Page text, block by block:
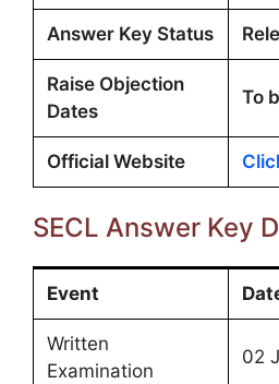
Answer Key Status
Raise Objection
Dates
To
Official Website
SECL Answer Key
Event
Written
Examination
02